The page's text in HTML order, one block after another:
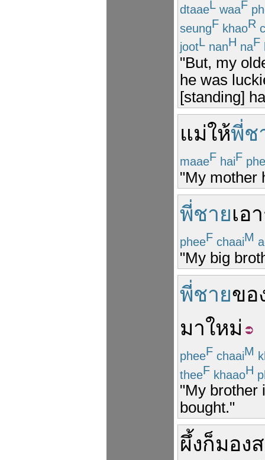
dtaaeL waaF
seungF khaoR
jootL nanH naF
"But, my
he was
[standing]
แม่ให้พี่ช
maaeF haiF
"My mother
พี่ชายเอา
pheeF chaaiM
"My big
พี่ชายขอ
มาใหม่
pheeF chaaiM
theeF khaaoH
"My brother
bought."
ผึ้งก็มอง